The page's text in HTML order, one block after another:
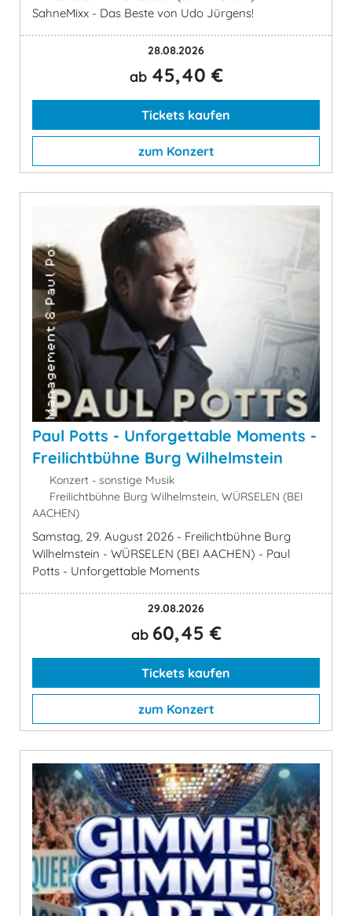
SahneMixx - Das Beste von Udo Jürgens!
28.08.2026
ab 45,40 €
Tickets kaufen
zum Konzert
Paul Potts - Unforgettable Moments -
Freilichtbühne Burg Wilhelmstein
Konzert - sonstige Musik
Freilichtbühne Burg Wilhelmstein, WÜRSELEN (BEI
AACHEN)
Samstag, 29. August 2026 - Freilichtbühne Burg
Wilhelmstein - WÜRSELEN (BEI AACHEN) - Paul
Potts - Unforgettable Moments
29.08.2026
ab 60,45 €
Tickets kaufen
zum Konzert